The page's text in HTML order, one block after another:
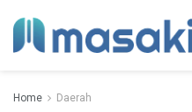
Home Daerah